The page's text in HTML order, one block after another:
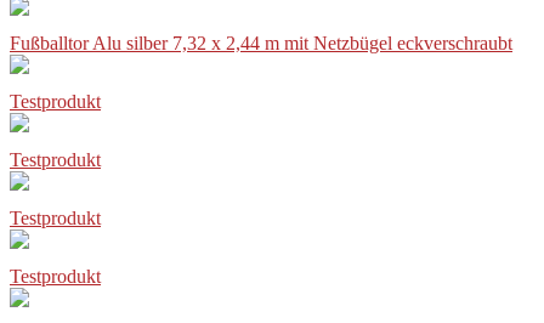
Fußballtor Alu silber 7,32 x 2,44 m mit Netzbügel eckverschraubt
Testprodukt
Testprodukt
Testprodukt
Testprodukt